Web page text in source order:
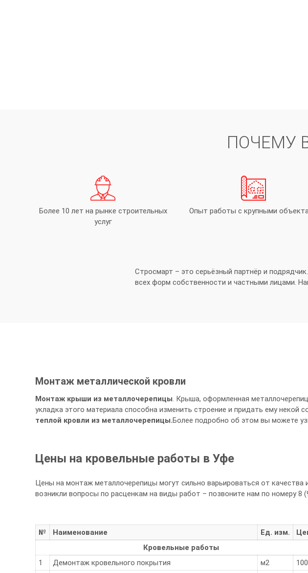
ПОЧЕМУ
Более 10 лет на рынке строительных
услуг
Опыт работы с крупными
Стросмарт – это серьёзный партнёр и
всех форм собственности и частными лицами.
Монтаж металлической кровли
Монтаж крыши из металлочерепицы. Крыша, оформленная
укладка этого материала способна изменить строение и придать ему
теплой кровли из металлочерепицы.Более подробно об этом вы можете
Цены на кровельные работы в Уфе
Цены на монтаж металлочерепицы могут сильно варьироваться от
возникли вопросы по расценкам на виды работ – позвоните нам по номеру 8
№ Наименование Ед. изм.
Кровельные работы
1
Демонтаж кровельного покрытия м2